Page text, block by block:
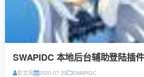
SWAPIDC 本地后台辅助登陆插
彭文凤 2020-07-20 SWAPIDC